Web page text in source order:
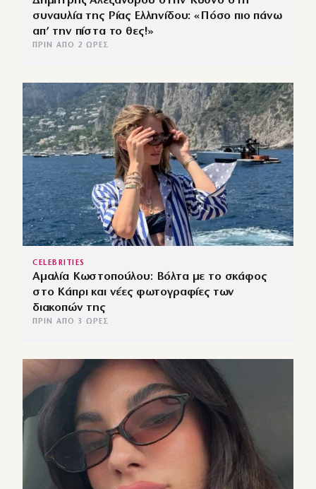
συναυλία της Ρίας Ελληνίδου: «Πόσο πιο πάνω
απ’ την πίστα το θες!»
ΠΡΙΝ ΑΠΌ 2 ΏΡΕΣ
CELEBRITIES
Αμαλία Κωστοπούλου: Βόλτα με το σκάφος
στο Κάπρι και νέες φωτογραφίες των
διακοπών της
ΠΡΙΝ ΑΠΌ 3 ΏΡΕΣ